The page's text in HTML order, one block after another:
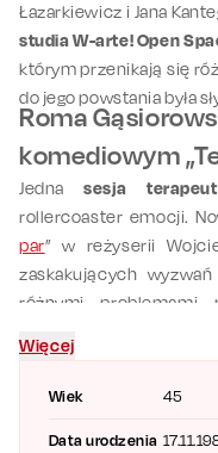
Wiek 45
Data urodzenia
Łazarkiewicz i Jana
studia W-arte! Open
którym przenikają się
do jego powstania była
Roma
komediowym
Jednasesja
rollercoaster emocji.
par” w reżyserii
zaskakujących
różnymi problemami
wątpliwości?
błyskotliwym humorem
Więcej